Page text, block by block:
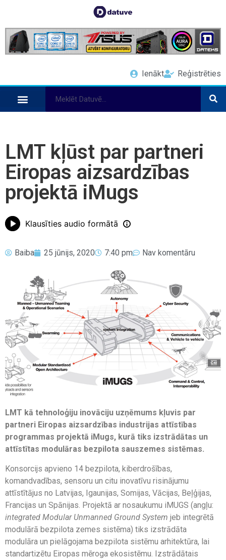
Ienākt Reģistrēties
LMT kļūst par partneri
Eiropas aizsardzības
projektā iMugs
Klausīties audio formātā
Baiba 25 jūnijs, 2020 7:40 pm Nav komentāru
LMT kā tehnoloģiju inovāciju uzņēmums kļuvis par
partneri Eiropas aizsardzības industrijas attīstības
programmas projektā iMugs, kurā tiks izstrādātas un
attīstītas modulāras bezpilota sauszemes sistēmas.
Konsorcijs apvieno 14 bezpilota, kiberdrošības,
komandvadības, sensoru un citu inovatīvu risinājumu
attīstītājus no Latvijas, Igaunijas, Somijas, Vācijas, Beļģijas,
Francijas un Spānijas. Projektā ar nosaukumu iMUGS (angļu:
integrated Modular Unmanned Ground System jeb integrētā
modulārā bezpilota zemes sistēma) tiks izstrādāta
modulāra un pielāgojama bezpilota sistēmu arhitektūra, lai
standartizētu Eiropas mēroga ekosistēmu. Izstrādātais